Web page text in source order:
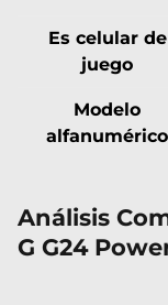
Es celular de
juego
Modelo
alfanumérico
Análisis
G G24